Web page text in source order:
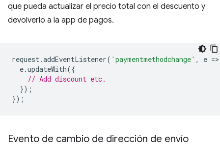
que pueda actualizar el precio total con el descuento y
devolverlo a la app de pagos.
request.addEventListener( 'paymentmethodchange' , e =>
e.updateWith({
// Add discount etc.
});
});
Evento de cambio de dirección de envío